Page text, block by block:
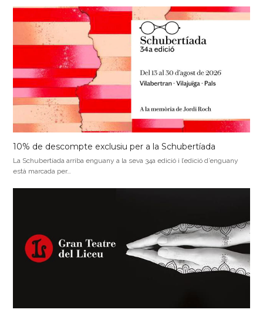
10% de descompte exclusiu per a la Schubertíada
La Schubertíada arriba enguany a la seva 34a edició i l’edició d’enguany
està marcada per…